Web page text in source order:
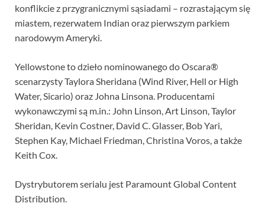
konflikcie z przygranicznymi sąsiadami – rozrastającym się
miastem, rezerwatem Indian oraz pierwszym parkiem
narodowym Ameryki.
Yellowstone to dzieło nominowanego do Oscara®
scenarzysty Taylora Sheridana (Wind River, Hell or High
Water, Sicario) oraz Johna Linsona. Producentami
wykonawczymi są m.in.: John Linson, Art Linson, Taylor
Sheridan, Kevin Costner, David C. Glasser, Bob Yari,
Stephen Kay, Michael Friedman, Christina Voros, a także
Keith Cox.
Dystrybutorem serialu jest Paramount Global Content
Distribution.